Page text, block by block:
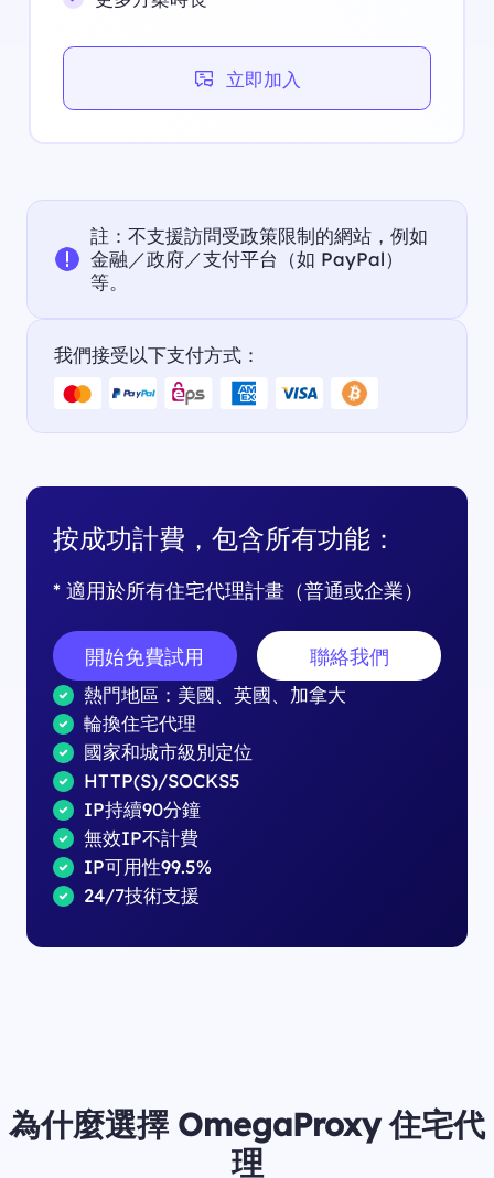
立即加入
註：不支援訪問受政策限制的網站，例如
金融／政府／支付平台（如 PayPal）
等。
我們接受以下支付方式：
按成功計費，包含所有功能：
* 適用於所有住宅代理計畫（普通或企業）
開始免費試用 聯絡我們
熱門地區：美國、英國、加拿大
輪換住宅代理
國家和城市級別定位
HTTP(S)/SOCKS5
IP持續90分鐘
無效IP不計費
IP可用性99.5%
24/7技術支援
為什麼選擇 OmegaProxy 住宅代
理